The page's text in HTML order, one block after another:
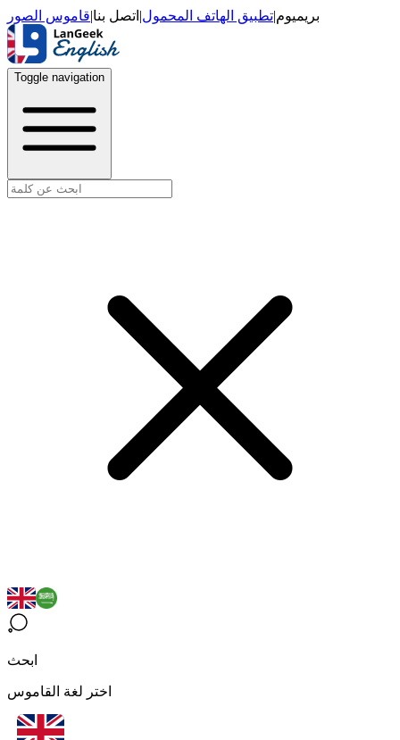
بريميوم|تطبيق الهاتف المحمول| اتصل بنا|قاموس الصور
Toggle navigation
ابحث
اختر لغة القاموس